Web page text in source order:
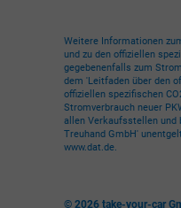
Weitere Informationen
und zu den offiziellen
gegebenenfalls zum
dem 'Leitfaden über den
offiziellen spezifischen
Stromverbrauch neuer
allen Verkaufsstellen und
Treuhand GmbH'
www.dat.de.
© 2026 take-your-car